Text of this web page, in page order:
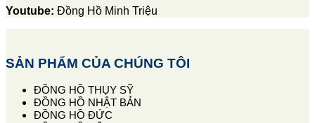
Youtube: Đồng Hồ Minh Triệu
SẢN PHẨM CỦA CHÚNG TÔI
ĐỒNG HỒ THỤY SỸ
ĐỒNG HỒ NHẬT BẢN
ĐỒNG HỒ ĐỨC